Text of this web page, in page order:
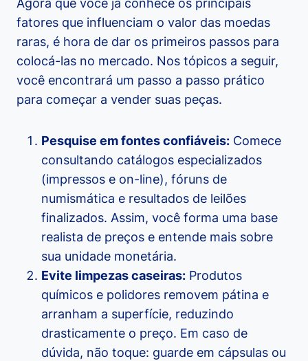
Agora que você já conhece os principais
fatores que influenciam o valor das moedas
raras, é hora de dar os primeiros passos para
colocá-las no mercado. Nos tópicos a seguir,
você encontrará um passo a passo prático
para começar a vender suas peças.
Pesquise em fontes confiáveis: Comece
consultando catálogos especializados
(impressos e on-line), fóruns de
numismática e resultados de leilões
finalizados. Assim, você forma uma base
realista de preços e entende mais sobre
sua unidade monetária.
Evite limpezas caseiras: Produtos
químicos e polidores removem pátina e
arranham a superfície, reduzindo
drasticamente o preço. Em caso de
dúvida, não toque: guarde em cápsulas ou